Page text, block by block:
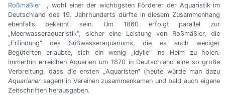
Roßmäßler
, wohl einer der wichtigsten Förderer der Aquaristik im
Deutschland des 19. Jahrhunderts dürfte in diesem Zusammenhang
ebenfalls bekannt sein. Um 1860 erfolgt parallel zur
„Meerwasseraquaristik“, sicher eine Leistung von Roßmäßler, die
„Erfindung“ des Süßwasseraquariums, die es auch weniger
Begüterten erlaubte, sich ein wenig „Idylle“ ins Heim zu holen.
Immerhin erreichen Aquarien um 1870 in Deutschland eine so große
Verbreitung, dass die ersten „Aquaristen“ (heute würde man dazu
Aquarianer sagen) in Vereinen zusammenkamen und bald auch eigene
Zeitschriften herausgaben.